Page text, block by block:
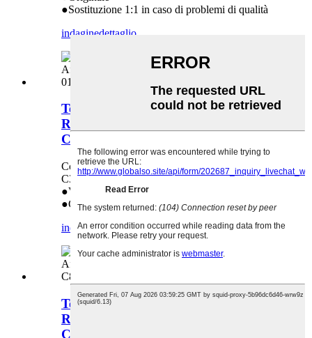
●Sostituzione 1:1 in caso di problemi di qualità
indaginedettaglio
Termistore centrale di pressione per
Ricoh Aficio MP C3002 C3502 C4502
C5502 (AW10-0144 AW100144)
Compatibile con: Ricoh Aficio MP C3002
C3502 C4502 C5502
●Vendita diretta dalla fabbrica
●Garanzia di qualità: 18 mesi
indaginedettaglio
Termistore frontale a pressione per
Ricoh Aficio MP C3002 C3502 C4502
C5502 Sp C830dn C831cn (AW10-